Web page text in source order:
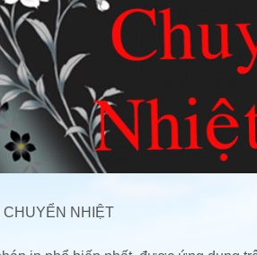
CHUYỂN NHIỆT